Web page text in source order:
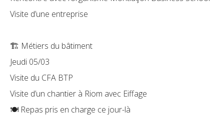
Visite d’une entreprise
🏗️ Métiers du bâtiment
Jeudi 05/03
Visite du CFA BTP
Visite d’un chantier à Riom avec Eiffage
🍽️ Repas pris en charge ce jour-là